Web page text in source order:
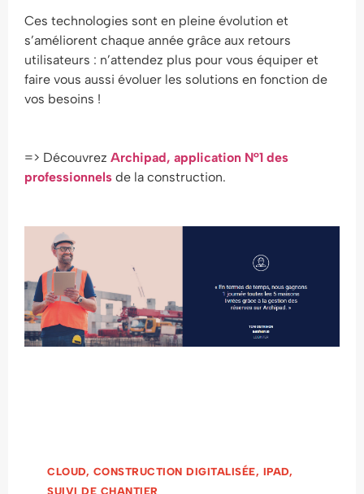
Ces technologies sont en pleine évolution et
s’améliorent chaque année grâce aux retours
utilisateurs : n’attendez plus pour vous équiper et
faire vous aussi évoluer les solutions en fonction de
vos besoins !
=> Découvrez Archipad, application N°1 des
professionnels de la construction.
CLOUD, CONSTRUCTION DIGITALISÉE, IPAD,
SUIVI DE CHANTIER